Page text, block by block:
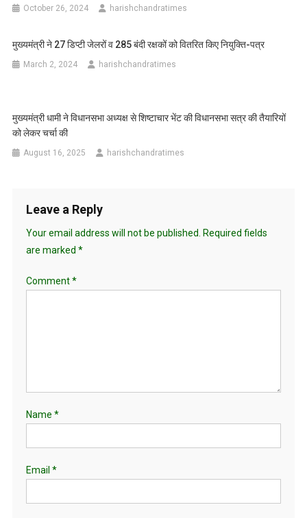
October 26, 2024 harishchandratimes
मुख्यमंत्री ने 27 डिप्टी जेलरों व 285 बंदी रक्षकों को वितरित किए नियुक्ति-पत्र
March 2, 2024 harishchandratimes
मुख्यमंत्री धामी ने विधानसभा अध्यक्ष से शिष्टाचार भेंट की विधानसभा सत्र की तैयारियों
को लेकर चर्चा की
August 16, 2025 harishchandratimes
Leave a Reply
Your email address will not be published.
Required fields
are marked *
Comment*
Name *
Email *